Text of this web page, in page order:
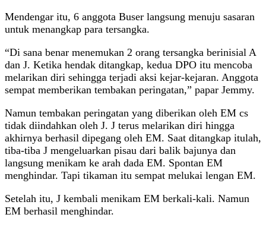
Mendengar itu, 6 anggota Buser langsung menuju sasaran
untuk menangkap para tersangka.
“Di sana benar menemukan 2 orang tersangka berinisial A
dan J. Ketika hendak ditangkap, kedua DPO itu mencoba
melarikan diri sehingga terjadi aksi kejar-kejaran. Anggota
sempat memberikan tembakan peringatan,” papar Jemmy.
Namun tembakan peringatan yang diberikan oleh EM cs
tidak diindahkan oleh J. J terus melarikan diri hingga
akhirnya berhasil dipegang oleh EM. Saat ditangkap itulah,
tiba-tiba J mengeluarkan pisau dari balik bajunya dan
langsung menikam ke arah dada EM. Spontan EM
menghindar. Tapi tikaman itu sempat melukai lengan EM.
Setelah itu, J kembali menikam EM berkali-kali. Namun
EM berhasil menghindar.